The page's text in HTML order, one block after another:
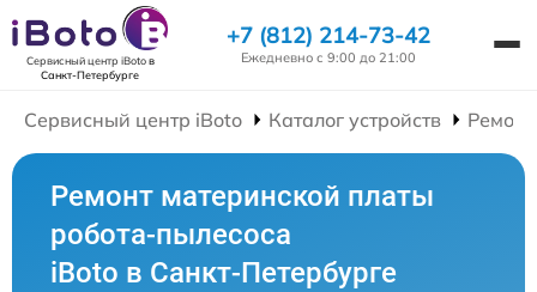
Сервисный центр iBotoв
Санкт-Петербурге
+7 (812) 214-73-42
Ежедневно с 9:00 до 21:00
Сервисный центр iBoto Каталог устройств
Ремонт материнской платы
робота-пылесоса
iBoto в Санкт-Петербурге